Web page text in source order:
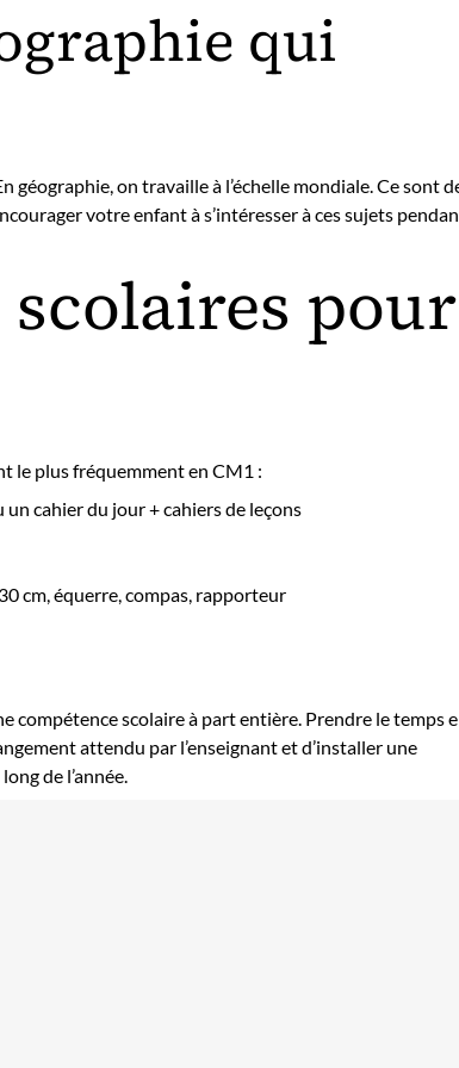
qui
géographie, on travaille à l’échelle mondiale. Ce sont
votre enfant à s’intéresser à ces sujets
pour
le plus fréquemment en CM1 :
cahier du jour + cahiers de leçons
cm, équerre, compas, rapporteur
compétence scolaire à part entière. Prendre le temps
attendu par l’enseignant et d’installer une
de l’année.